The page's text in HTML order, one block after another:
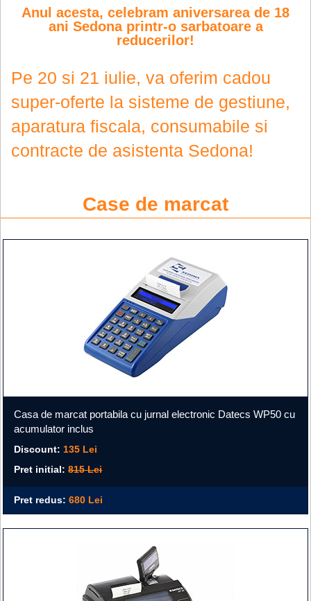
Anul acesta, celebram aniversarea de 18
ani Sedona printr-o sarbatoare a
reducerilor!
Pe 20 si 21 iulie, va oferim cadou
super-oferte la sisteme de gestiune,
aparatura fiscala, consumabile si
contracte de asistenta Sedona!
Case de marcat
Casa de marcat portabila cu jurnal electronic Datecs WP50 cu
acumulator inclus
Discount: 135 Lei
Pret initial:815 Lei
Pret redus:680 Lei